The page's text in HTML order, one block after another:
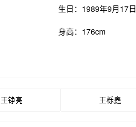
生日：1989年9月17日
身高：176cm
王铮亮 王栎鑫